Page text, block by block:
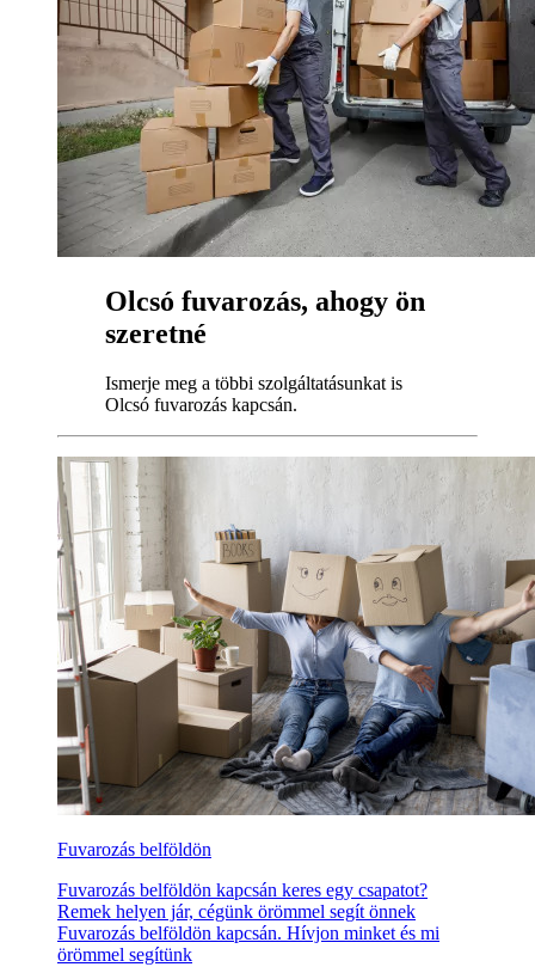
Olcsó fuvarozás, ahogy ön
szeretné
Ismerje meg a többi szolgáltatásunkat is
Olcsó fuvarozás kapcsán.
Fuvarozás belföldön
Fuvarozás belföldön kapcsán keres egy csapatot?
Remek helyen jár, cégünk örömmel segít önnek
Fuvarozás belföldön kapcsán. Hívjon minket és mi
örömmel segítünk